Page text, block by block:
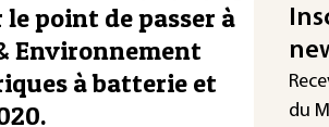
point de passer à
Environnement
à batterie et
du